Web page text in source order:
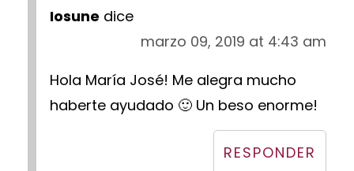
Iosune dice
marzo 09, 2019 at 4:43 am
Hola María José! Me alegra mucho
haberte ayudado 🙂 Un beso enorme!
RESPONDER